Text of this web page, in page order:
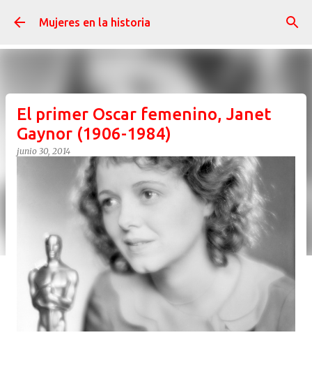
Ir al contenido principal
Mujeres en la historia
El primer Oscar femenino, Janet
Gaynor (1906-1984)
junio 30, 2014